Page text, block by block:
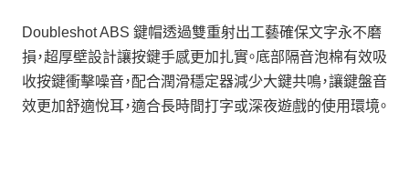
Doubleshot ABS 鍵帽透過雙重射出工藝確保文字永不磨
損，超厚壁設計讓按鍵手感更加扎實。底部隔音泡棉有效吸
收按鍵衝擊噪音，配合潤滑穩定器減少大鍵共鳴，讓鍵盤音
效更加舒適悅耳，適合長時間打字或深夜遊戲的使用環境。